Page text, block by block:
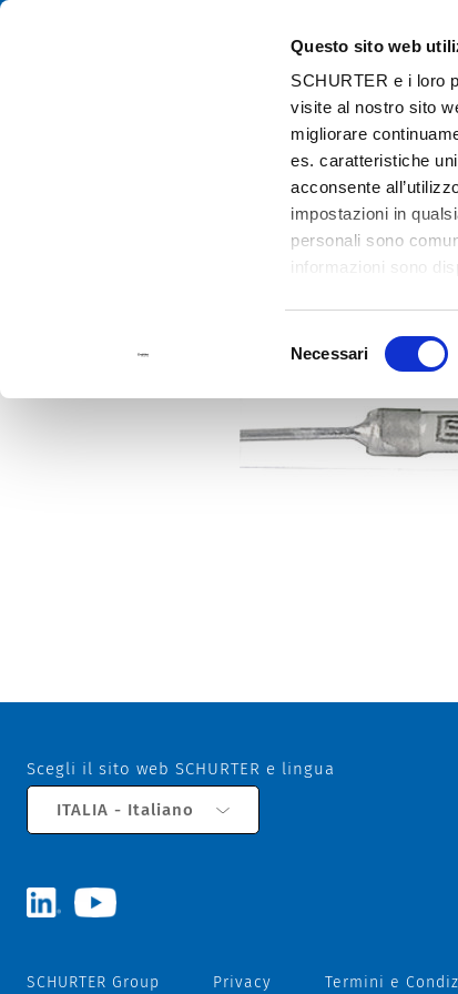
Questo sito web
SCHURTER e i loro
visite al nostro sito
migliorare
es. caratteristiche
acconsente
impostazioni in
personali sono
informazioni sono
del
Necessari
Scegli il sito web SCHURTER e lingua
ITALIA - Italiano
SCHURTER Group Privacy Termini e